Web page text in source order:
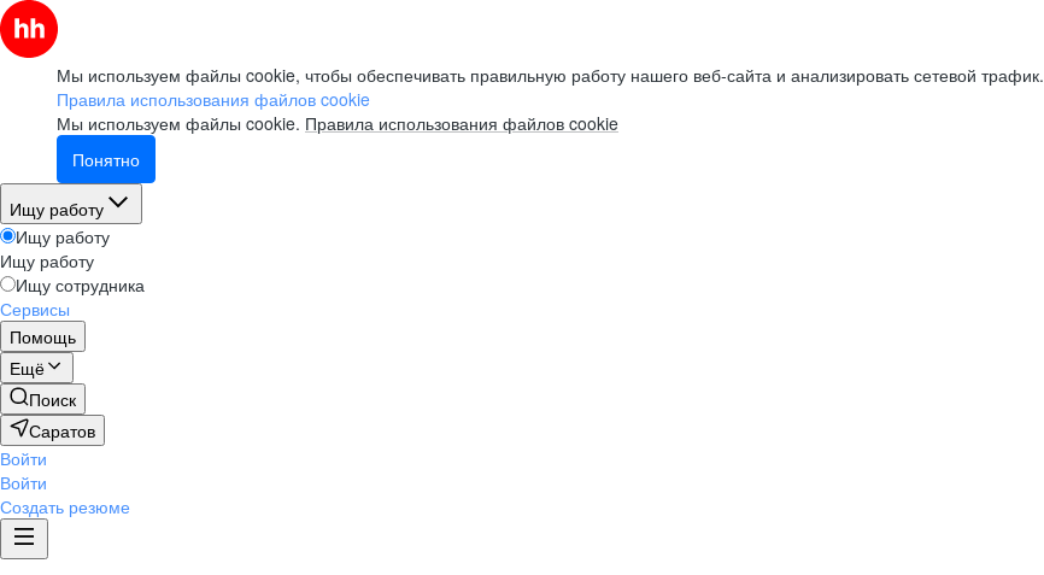
Мы используем файлы cookie, чтобы обеспечивать правильную работу нашего веб-сайта и анализировать сетевой трафик.
Правила использования файлов cookie
Мы используем файлы cookie. Правила использования файлов cookie
Понятно
Ищу работу
Ищу работу
Ищу работу
Ищу сотрудника
Сервисы
Помощь
Ещё
Поиск
Саратов
Войти
Войти
Создать резюме